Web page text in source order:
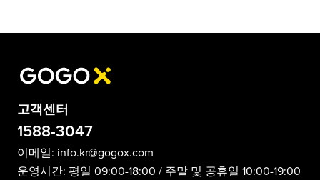
고객센터
1588-3047
이메일: info.kr@gogox.com
운영시간: 평일 09:00-18:00 / 주말 및 공휴일 10:00-19:00